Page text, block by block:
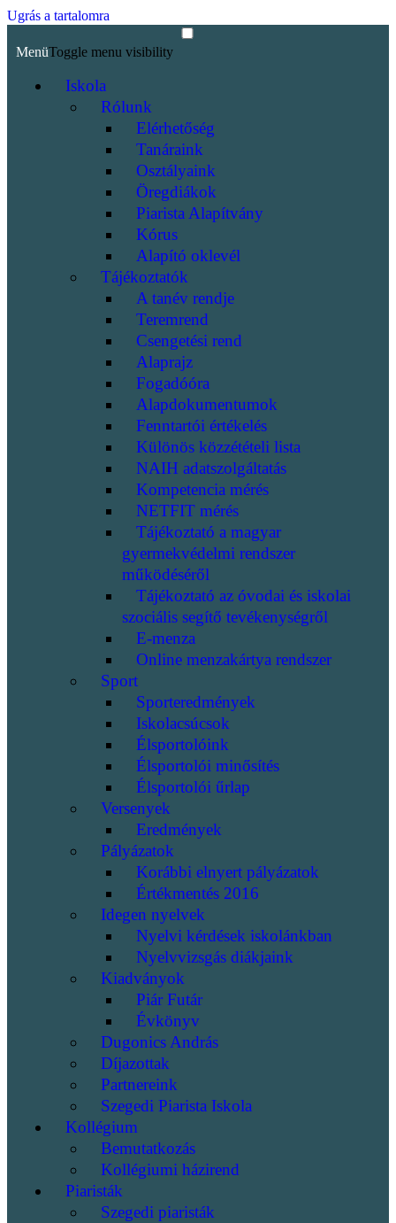
Ugrás a tartalomra
MenüToggle menu visibility
Iskola
Rólunk
Elérhetőség
Tanáraink
Osztályaink
Öregdiákok
Piarista Alapítvány
Kórus
Alapító oklevél
Tájékoztatók
A tanév rendje
Teremrend
Csengetési rend
Alaprajz
Fogadóóra
Alapdokumentumok
Fenntartói értékelés
Különös közzétételi lista
NAIH adatszolgáltatás
Kompetencia mérés
NETFIT mérés
Tájékoztató a magyar
gyermekvédelmi rendszer
működéséről
Tájékoztató az óvodai és iskolai
szociális segítő tevékenységről
E-menza
Online menzakártya rendszer
Sport
Sporteredmények
Iskolacsúcsok
Élsportolóink
Élsportolói minősítés
Élsportolói űrlap
Versenyek
Eredmények
Pályázatok
Korábbi elnyert pályázatok
Értékmentés 2016
Idegen nyelvek
Nyelvi kérdések iskolánkban
Nyelvvizsgás diákjaink
Kiadványok
Piár Futár
Évkönyv
Dugonics András
Díjazottak
Partnereink
Szegedi Piarista Iskola
Kollégium
Bemutatkozás
Kollégiumi házirend
Piaristák
Szegedi piaristák